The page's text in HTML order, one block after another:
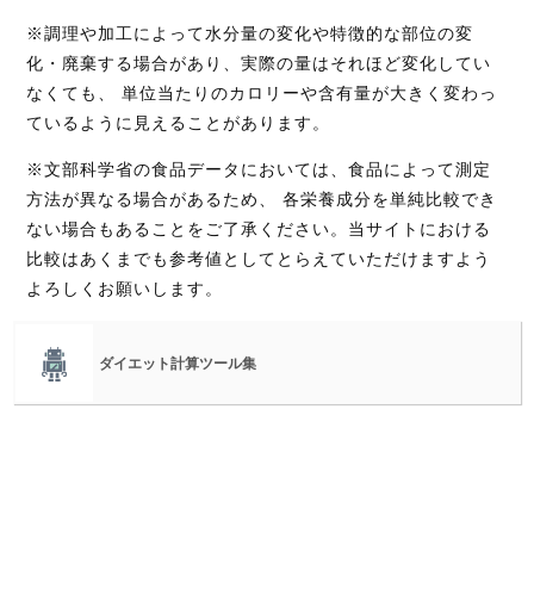
※調理や加工によって水分量の変化や特徴的な部位の変
化・廃棄する場合があり、実際の量はそれほど変化してい
なくても、 単位当たりのカロリーや含有量が大きく変わっ
ているように見えることがあります。
※文部科学省の食品データにおいては、食品によって測定
方法が異なる場合があるため、 各栄養成分を単純比較でき
ない場合もあることをご了承ください。当サイトにおける
比較はあくまでも参考値としてとらえていただけますよう
よろしくお願いします。
ダイエット計算ツール集